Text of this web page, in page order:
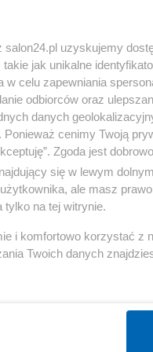
Komunikacyjny
uzyskujemy
jak unikalne
w celu zapewniania
odbiorców oraz
danych
cenimy Twoją
Zgoda jest
się w lewym
ale masz
tylko na tej witrynie.
i komfortowo korzystać z
Twoich danych